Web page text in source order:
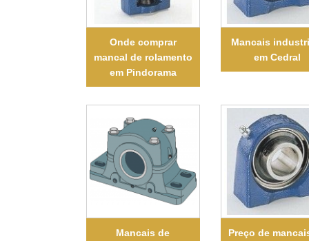
Onde comprar
mancal de rolamento
em Pindorama
Mancais
em Cedral
Mancais de
Preço de